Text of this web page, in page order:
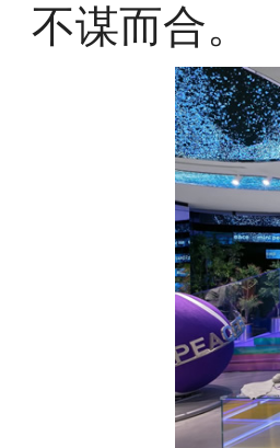
不谋而合。